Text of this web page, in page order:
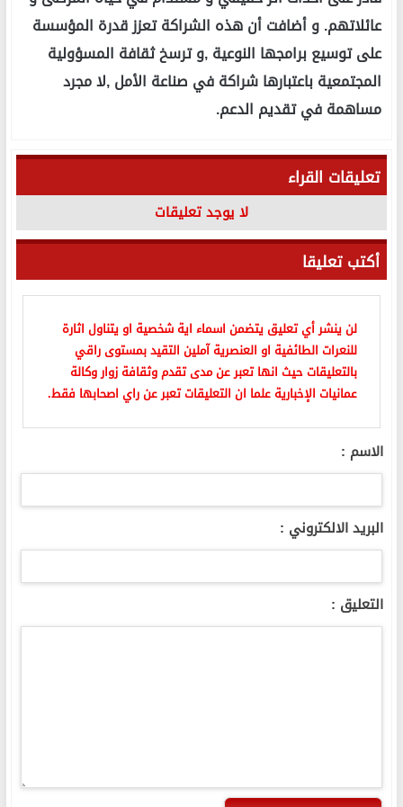
عائلاتهم. و أضافت أن هذه الشراكة تعزز قدرة المؤسسة
على توسيع برامجها النوعية ,و ترسخ ثقافة المسؤولية
المجتمعية باعتبارها شراكة في صناعة الأمل ,لا مجرد
مساهمة في تقديم الدعم.
تعليقات القراء
لا يوجد تعليقات
أكتب تعليقا
لن ينشر أي تعليق يتضمن اسماء اية شخصية او يتناول اثارة
للنعرات الطائفية او العنصرية آملين التقيد بمستوى راقي
بالتعليقات حيث انها تعبر عن مدى تقدم وثقافة زوار وكالة
عمانيات الإخبارية علما ان التعليقات تعبر عن راي اصحابها فقط.
الاسم :
البريد الالكتروني :
التعليق :